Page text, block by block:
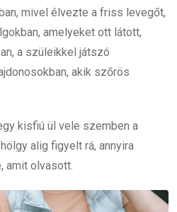
mivel élvezte a friss levegőt,
amelyeket ott látott,
a szüleikkel játszó
akik szőrös
kisfiú ül vele szemben a
alig figyelt rá, annyira
amit olvasott.